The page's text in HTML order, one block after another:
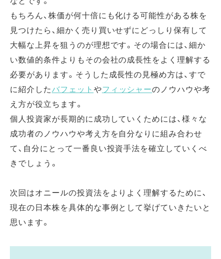
もちろん、株価が何十倍にも化ける可能性がある株を
見つけたら、細かく売り買いせずにどっしり保有して
大幅な上昇を狙うのが理想です。その場合には、細か
い数値的条件よりもその会社の成長性をよく理解する
必要があります。そうした成長性の見極め方は、すで
に紹介したバフェット やフィッシャーのノウハウや考
え方が役立ちます。
個人投資家が長期的に成功していくためには、様々な
成功者のノウハウや考え方を自分なりに組み合わせ
て、自分にとって一番良い投資手法を確立していくべ
きでしょう。
次回はオニールの投資法をよりよく理解するために、
現在の日本株を具体的な事例として挙げていきたいと
思います。